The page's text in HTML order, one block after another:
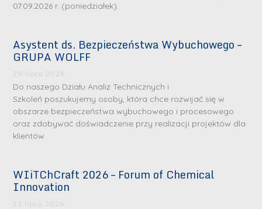
07.09.2026 r. (poniedziałek).
Asystent ds. Bezpieczeństwa Wybuchowego –
GRUPA WOLFF
29 lipca 2026
Do naszego Działu Analiz Technicznych i
Szkoleń poszukujemy osoby, która chce rozwijać się w
obszarze bezpieczeństwa wybuchowego i procesowego
oraz zdobywać doświadczenie przy realizacji projektów dla
klientów
WIiTChCraft 2026 – Forum of Chemical
Innovation
23 lipca 2026